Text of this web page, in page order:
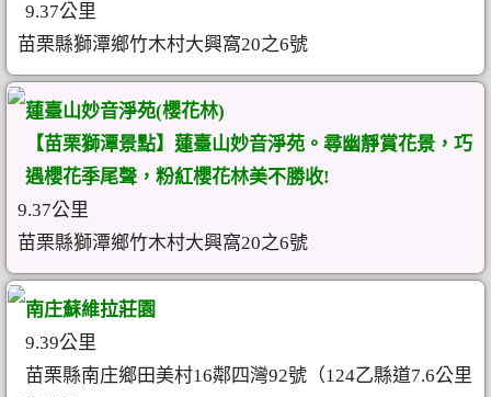
9.37公里
苗栗縣獅潭鄉竹木村大興窩20之6號
蓮臺山妙音淨苑(櫻花林)
【苗栗獅潭景點】蓮臺山妙音淨苑。尋幽靜賞花景，巧
遇櫻花季尾聲，粉紅櫻花林美不勝收!
9.37公里
苗栗縣獅潭鄉竹木村大興窩20之6號
南庄蘇維拉莊園
9.39公里
苗栗縣南庄鄉田美村16鄰四灣92號（124乙縣道7.6公里